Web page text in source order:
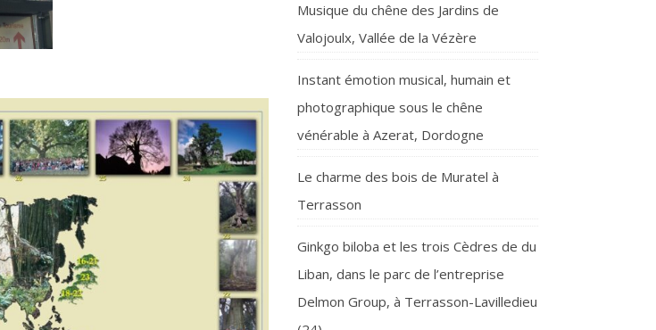
Musique du chêne des Jardins de
Valojoulx, Vallée de la Vézère
Instant émotion musical, humain et
photographique sous le chêne
vénérable à Azerat, Dordogne
Le charme des bois de Muratel à
Terrasson
Ginkgo biloba et les trois Cèdres de du
Liban, dans le parc de l’entreprise
Delmon Group, à Terrasson-Lavilledieu